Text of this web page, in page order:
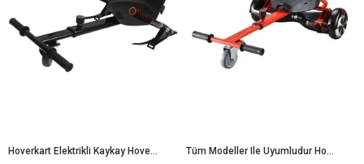
Hoverkart Elektrikli Kaykay Hoverboard Oturak Aparatı Tüm Modeller Ile Uyumludur Tüm Modeller Ile Uyumludur Hoverkart Elektrikli Kaykay Hoverboard Aparatı - KIRMIZI